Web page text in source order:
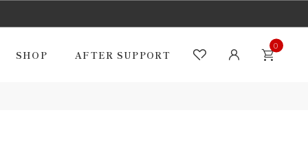
SHOP AFTER SUPPORT
0